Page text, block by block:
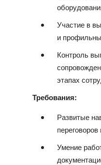
Участие в
и
Контроль
этапах
Требования:
Развитые
Умение